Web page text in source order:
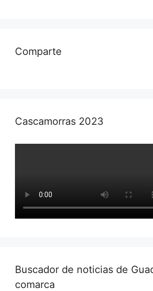
Comparte
Cascamorras 2023
Buscador de noticias de
comarca